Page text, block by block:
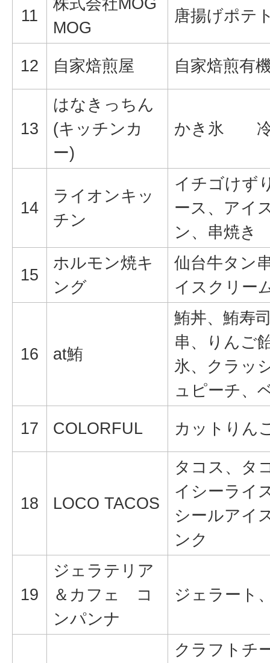
11
MOG
唐揚げポテ
12 自家焙煎屋 自家焙煎有
13
はなきっちん
(キッチンカ
ー)
かき氷 冷
14
ライオンキッ
チン
イチゴけず
ース、アイ
ン、串焼き
15
ホルモン焼キ
ング
仙台牛タン
イスクリー
16 at鮪
鮪丼、鮪寿
串、りんご
氷、クラッ
ュピーチ、
17 COLORFUL カットりん
18 LOCO TACOS
タコス、タ
イシーライ
シールアイ
ンク
19
ジェラテリア
＆カフェ コ
ンパンナ
ジェラート
クラフトチ